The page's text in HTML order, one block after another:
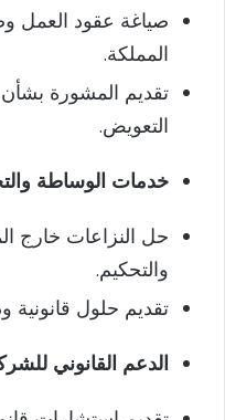
صياغة عقود العمل
المملكة.
تقديم المشورة
التعويض.
خدمات الوساطة
حل النزاعات خارج
والتحكيم.
تقديم حلول قانونية
الدعم القانوني